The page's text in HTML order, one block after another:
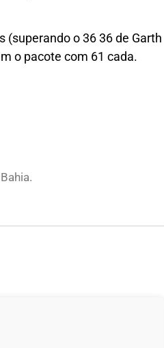
(superando o 36 36 de Garth
o pacote com 61 cada.